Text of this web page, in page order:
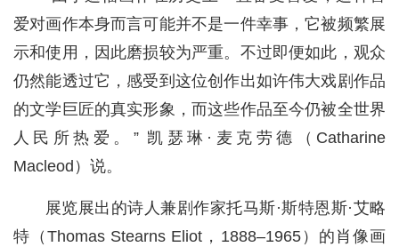
爱对画作本身而言可能并不是一件幸事，它被频繁展
示和使用，因此磨损较为严重。不过即便如此，观众
仍然能透过它，感受到这位创作出如许伟大戏剧作品
的文学巨匠的真实形象，而这些作品至今仍被全世界
人民所热爱。” 凯瑟琳·麦克劳德（Catharine
Macleod）说。
展览展出的诗人兼剧作家托马斯·斯特恩斯·艾略
特（Thomas Stearns Eliot，1888–1965）的肖像画